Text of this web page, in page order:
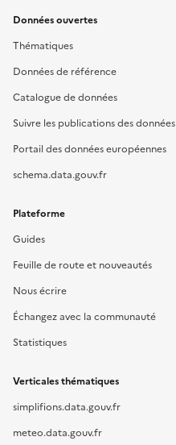
Données ouvertes
Thématiques
Données de référence
Catalogue de données
Suivre les publications des données
Portail des données européennes
schema.data.gouv.fr
Plateforme
Guides
Feuille de route et nouveautés
Nous écrire
Échangez avec la communauté
Statistiques
Verticales thématiques
simplifions.data.gouv.fr
meteo.data.gouv.fr